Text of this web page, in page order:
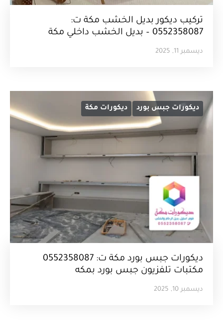
تركيب ديكور بديل الخشب مكة ت:
0552358087 – بديل الخشب داخلي مكة
ديسمبر 11, 2025
ديكورات جبس بورد ديكورات مكة
ديكورات جبس بورد مكة ت: 0552358087
مكتبات تلفزيون جبس بورد بمكه
ديسمبر 10, 2025